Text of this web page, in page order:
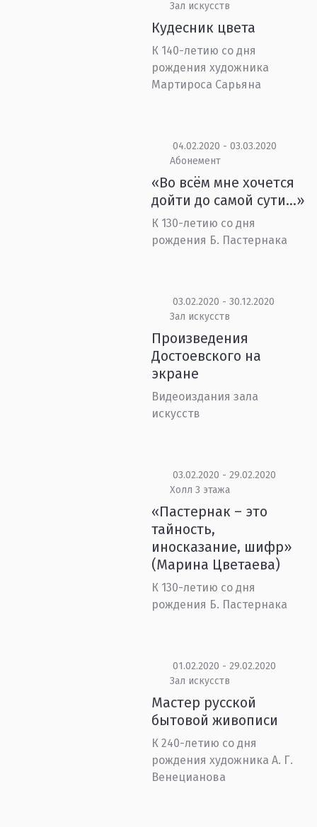
Зал искусств
Кудесник цвета
К 140-летию со дня
рождения художника
Мартироса Сарьяна
04.02.2020 - 03.03.2020
Абонемент
«Во всём мне хочется
дойти до самой сути…»
К 130-летию со дня
рождения Б. Пастернака
03.02.2020 - 30.12.2020
Зал искусств
Произведения
Достоевского на
экране
Видеоиздания зала
искусств
03.02.2020 - 29.02.2020
Холл 3 этажа
«Пастернак – это
тайность,
иносказание, шифр»
(Марина Цветаева)
К 130-летию со дня
рождения Б. Пастернака
01.02.2020 - 29.02.2020
Зал искусств
Мастер русской
бытовой живописи
К 240-летию со дня
рождения художника А. Г.
Венецианова